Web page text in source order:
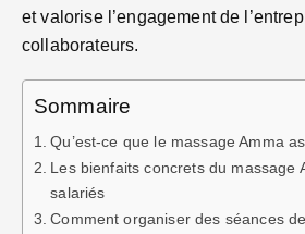
et valorise l’engagement de
collaborateurs.
Sommaire
Qu’est-ce que le massage Amma
Les bienfaits concrets du massage
salariés
Comment organiser des séances